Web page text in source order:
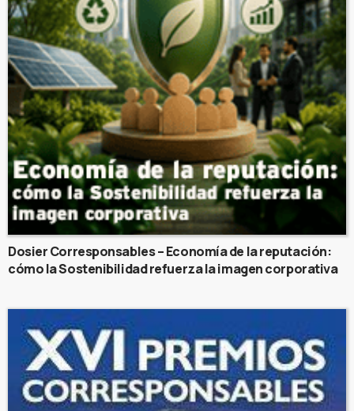
Dosier Corresponsables – Economía de la reputación:
cómo la Sostenibilidad refuerza la imagen corporativa